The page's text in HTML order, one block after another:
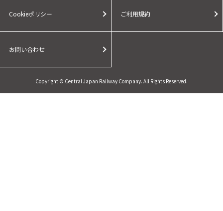
Cookieポリシー ご利用規約
お問い合わせ
Copyright © Central Japan Railway Company. All Rights Reserved.